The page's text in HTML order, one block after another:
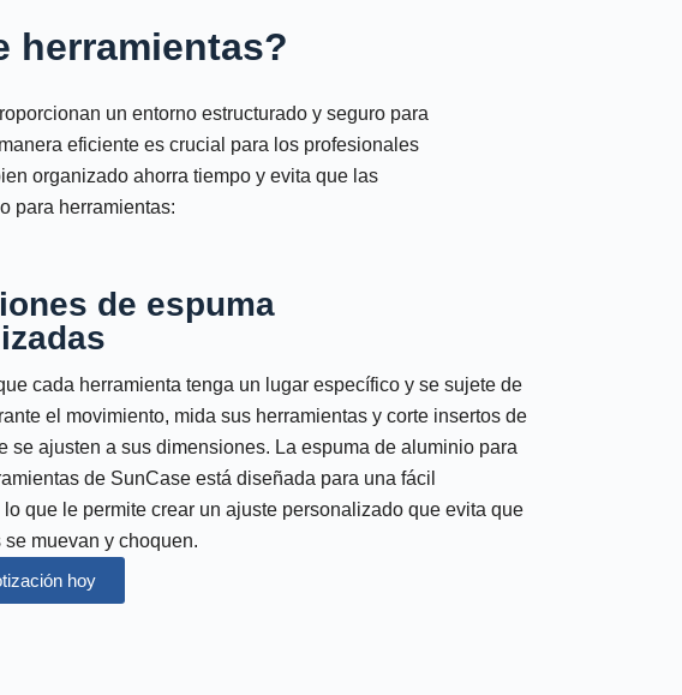
herramientas?
un entorno estructurado y seguro para
eficiente es crucial para los profesionales
organizado ahorra tiempo y evita que las
para herramientas:
de espuma
cada herramienta tenga un lugar específico y se sujete de
el movimiento, mida sus herramientas y corte insertos de
se ajusten a sus dimensiones. La espuma de aluminio para
de SunCase está diseñada para una fácil
que le permite crear un ajuste personalizado que evita que
se muevan y choquen.
hoy